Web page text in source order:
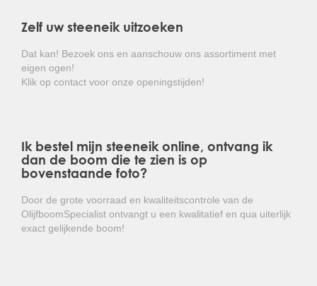
Kortom: een prachtige groenblijvende boom die de
Zelf uw steeneik uitzoeken
Dat kan! Bezoek ons en aanschouw ons assortiment met
eigen ogen!
Klik op contact voor onze openingstijden!
Ik bestel mijn steeneik online, ontvang ik
dan de boom die te zien is op
bovenstaande foto?
Door de grote voorraad en kwaliteitscontrole van de
OlijfboomSpecialist ontvangt u een kwalitatief en qua uiterlijk
exact gelijkende boom!